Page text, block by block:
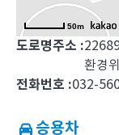
50m
도로명주소 :
환경
전화번호 :032-
승용차